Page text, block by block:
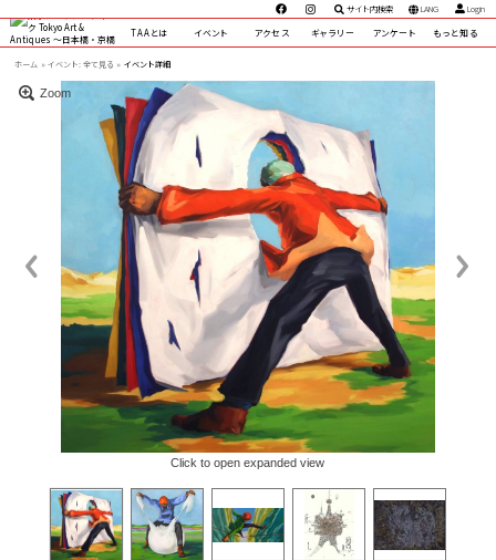
サイト内検索 LANG
Login
TAAとは
イベント アクセス ギャラリー アンケート もっと知る
ホーム イベント:全て見る » イベント詳細
Zoom
Click to open expanded view